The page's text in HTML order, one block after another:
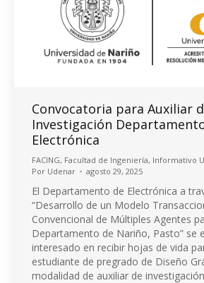
Convocatoria para Auxiliar
Investigación
Electrónica
FACING, Facultad de Ingeniería, Informativo
Por Udenar agosto 29, 2025
El Departamento de Electrónica a
“Desarrollo de un Modelo
Convencional de Múltiples Agentes
Departamento de Nariño, Pasto” se
interesado en recibir hojas de vida
estudiante de pregrado de Diseño
modalidad de auxiliar de investigación